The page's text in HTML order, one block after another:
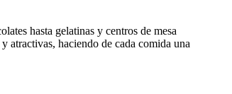
hasta gelatinas y centros de mesa
atractivas, haciendo de cada comida una